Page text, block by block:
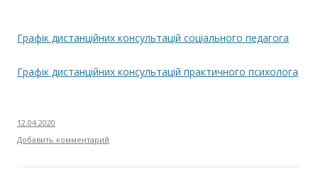
Графік дистанційних консультацій соціального педагога
Графік дистанційних консультацій практичного психолога
12.04.2020
Добавить комментарий